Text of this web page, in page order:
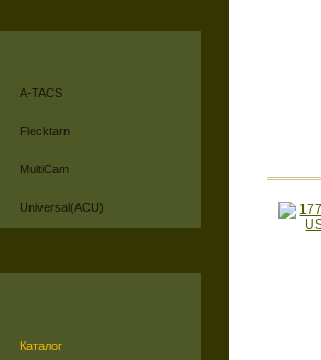
A-TACS
Flecktarn
MultiCam
Universal(ACU)
Каталог